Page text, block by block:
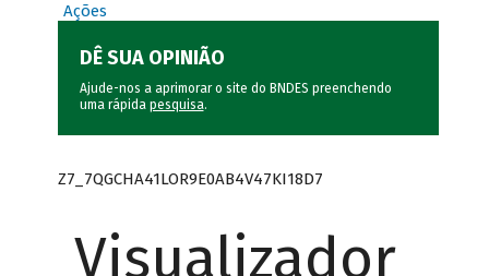
Ações
DÊ SUA OPINIÃO
Ajude-nos a aprimorar o site do BNDES preenchendo
uma rápida pesquisa.
Z7_7QGCHA41LOR9E0AB4V47KI18D7
Visualizador